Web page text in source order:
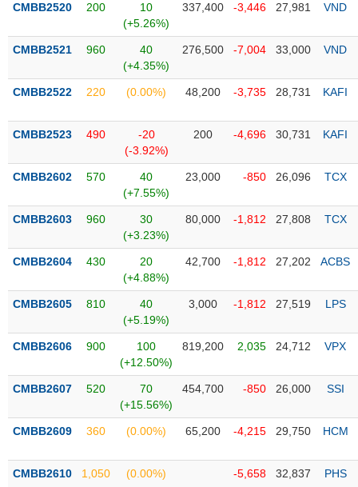
thái
phiếu
mô
thị
Niêm
Niêm
mới
yết
sung
niêm
yết
Theo
dõi
biệt
CMBB2520 200
10
(+5.26%)
337,400 -3,446 27,981 VND
CMBB2521 960
40
(+4.35%)
276,500 -7,004 33,000 VND
CMBB2522 220 (0.00%) 48,200 -3,735 28,731 KAFI
CMBB2523 490
-20
(-3.92%)
200 -4,696 30,731 KAFI
CMBB2602 570
40
(+7.55%)
23,000 -850 26,096 TCX
CMBB2603 960
30
(+3.23%)
80,000 -1,812 27,808 TCX
CMBB2604 430
20
(+4.88%)
42,700 -1,812 27,202 ACBS
CMBB2605 810
40
(+5.19%)
3,000 -1,812 27,519 LPS
CMBB2606 900
100
(+12.50%)
819,200 2,035 24,712 VPX
CMBB2607 520
70
(+15.56%)
454,700 -850 26,000 SSI
CMBB2609 360 (0.00%) 65,200 -4,215 29,750 HCM
CMBB2610 1,050 (0.00%) -5,658 32,837 PHS
NGÀNH
DOANH
NGHIỆP
PHIẾU
PHÁI
TRÁI
CÔNG
ĐẦU
TƯ